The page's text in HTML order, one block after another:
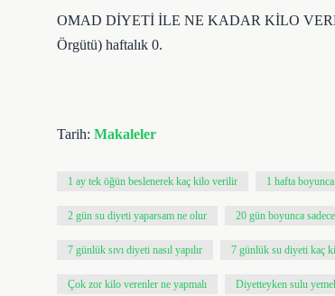
OMAD DİYETİ İLE NE KADAR KİLO
Örgütü) haftalık 0.
Tarih: Makaleler
1 ay tek öğün beslenerek kaç kilo verilir 1 hafta
2 gün su diyeti yaparsam ne olur 20 gün boyunca
7 günlük sıvı diyeti nasıl yapılır 7 günlük su diyeti kaç
Çok zor kilo verenler ne yapmalı Diyetteyken sulu